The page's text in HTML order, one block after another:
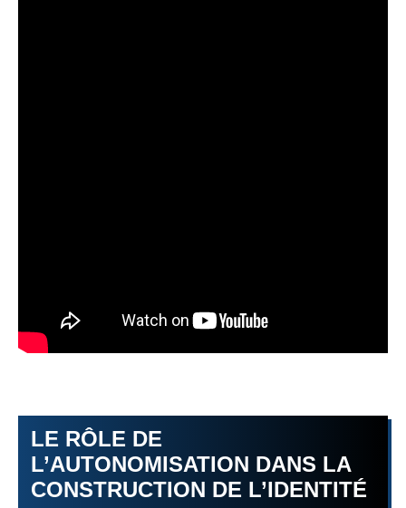
LE RÔLE DE
L’AUTONOMISATION DANS LA
CONSTRUCTION DE L’IDENTITÉ